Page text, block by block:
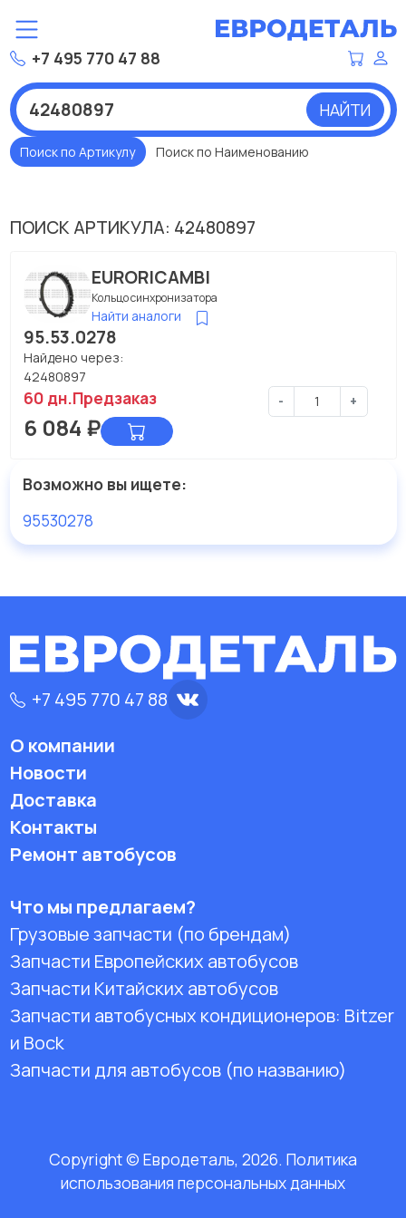
+7 495 770 47 88
НАЙТИ
Поиск по Артикулу Поиск по Наименованию
ПОИСК АРТИКУЛА: 42480897
EURORICAMBI
Кольцо синхронизатора
Найти аналоги
95.53.0278
Найдено через:
42480897
60 дн.Предзаказ - +
6 084 ₽
Возможно вы ищете:
95530278
+7 495 770 47 88
О компании
Новости
Доставка
Контакты
Ремонт автобусов
Что мы предлагаем?
Грузовые запчасти (по брендам)
Запчасти Европейских автобусов
Запчасти Китайских автобусов
Запчасти автобусных кондиционеров: Bitzer
и Bock
Запчасти для автобусов (по названию)
Copyright © Евродеталь, 2026. Политика
использования персональных данных